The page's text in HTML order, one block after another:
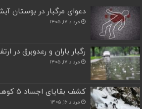
دعوای مرگبار در بوستان
مرداد ۱۷, ۱۴۰۵
رگبار باران و رعدوبرق در
مرداد ۱۷, ۱۴۰۵
کشف بقایای اجساد ۵ کوهنورد در ارتفاعات نپال
مرداد ۱۶, ۱۴۰۵